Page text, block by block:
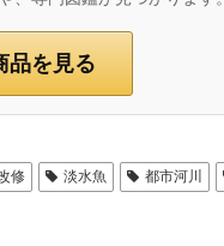
品を見る
修 淡水魚 都市河川